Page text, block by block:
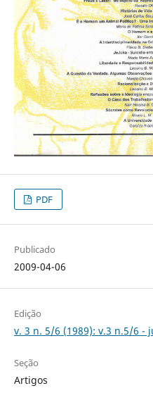
PDF
Publicado
2009-04-06
Edição
v. 3 n. 5/6 (1989): v.3 n.5/6 -
Seção
Artigos